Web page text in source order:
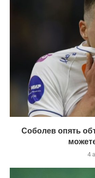
Соболев опять
4